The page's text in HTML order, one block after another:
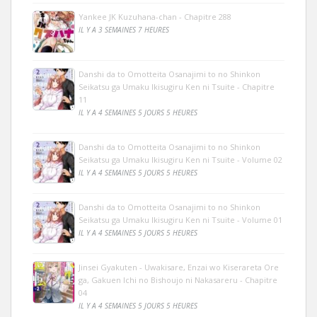
Yankee JK Kuzuhana-chan - Chapitre 288
IL Y A 3 SEMAINES 7 HEURES
Danshi da to Omotteita Osanajimi to no Shinkon
Seikatsu ga Umaku Ikisugiru Ken ni Tsuite - Chapitre
11
IL Y A 4 SEMAINES 5 JOURS 5 HEURES
Danshi da to Omotteita Osanajimi to no Shinkon
Seikatsu ga Umaku Ikisugiru Ken ni Tsuite - Volume 02
IL Y A 4 SEMAINES 5 JOURS 5 HEURES
Danshi da to Omotteita Osanajimi to no Shinkon
Seikatsu ga Umaku Ikisugiru Ken ni Tsuite - Volume 01
IL Y A 4 SEMAINES 5 JOURS 5 HEURES
Jinsei Gyakuten - Uwakisare, Enzai wo Kiserareta Ore
ga, Gakuen Ichi no Bishoujo ni Nakasareru - Chapitre
04
IL Y A 4 SEMAINES 5 JOURS 5 HEURES